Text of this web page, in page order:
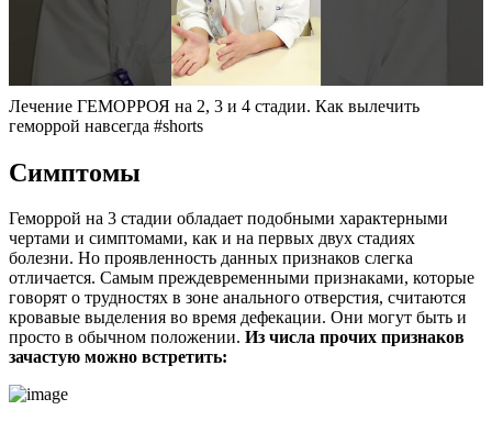
Лечение ГЕМОРРОЯ на 2, 3 и 4 стадии. Как вылечить
геморрой навсегда #shorts
Симптомы
Геморрой на 3 стадии обладает подобными характерными
чертами и симптомами, как и на первых двух стадиях
болезни. Но проявленность данных признаков слегка
отличается. Самым преждевременными признаками, которые
говорят о трудностях в зоне анального отверстия, считаются
кровавые выделения во время дефекации. Они могут быть и
просто в обычном положении. Из числа прочих признаков
зачастую можно встретить: